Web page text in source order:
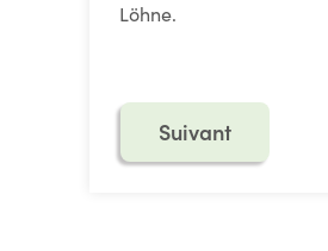
Löhne.
Suivant